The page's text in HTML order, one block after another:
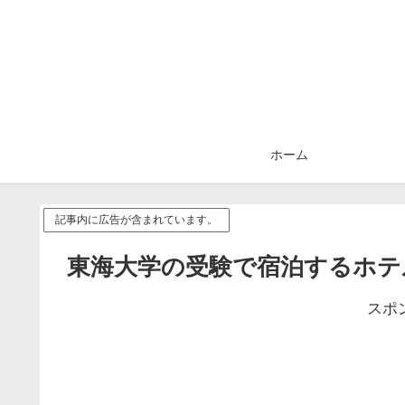
ホーム
記事内に広告が含まれています。
東海大学の受験で宿泊するホ
スポ